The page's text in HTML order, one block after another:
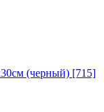
(черный) [715]